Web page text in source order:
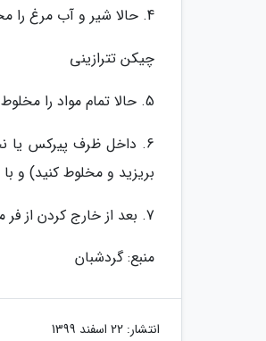
4. حالا شیر و آب مرغ را مخلوط نموده و در ظرف حاوی پیاز سیر وآرد بریزید و روی حرارت ملایم قرار دهید تا به غلظت برسد.
چیکن تترازینی
5. حالا تمام مواد را مخلوط نموده به ماکارونی اضافه میکنیم، خوب مخلوط کنید تا یک دست گردد.
6. داخل ظرف پیرکس یا
بریزید و مخلوط کنید) و با فر از قبل گرم
7. بعد از خارج کردن از فر میتوانید با مقداری جعفری روی آن را تزیین کنید.
منبع: گردشبان
انتشار: 22 اسفند 1399